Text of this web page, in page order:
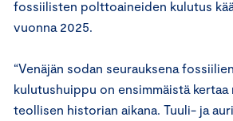
fossiilisten polttoaineiden kulutus
vuonna 2025.
“Venäjän sodan seurauksena
kulutushuippu on ensimmäistä kertaa
teollisen historian aikana. Tuuli- ja